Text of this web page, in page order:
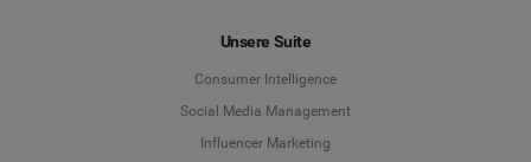
Unsere Suite
Consumer Intelligence
Social Media Management
Influencer Marketing